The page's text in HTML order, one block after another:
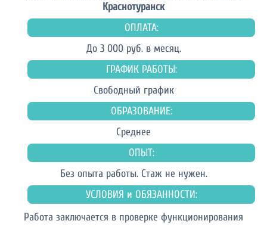
Краснотуранск
ОПЛАТА:
До 3 000 руб. в месяц.
ГРАФИК РАБОТЫ:
Свободный график
ОБРАЗОВАНИЕ:
Среднее
ОПЫТ:
Без опыта работы. Cтаж не нужен.
УСЛОВИЯ и ОБЯЗАННОСТИ:
Работа заключается в проверке функционирования